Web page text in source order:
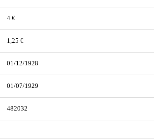
4 €
1,25 €
01/12/1928
01/07/1929
482032